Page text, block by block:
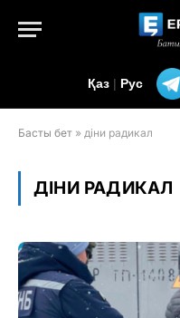
Қаз | Рус
Басты бет » діни радикал
ДІНИ РАДИКАЛ